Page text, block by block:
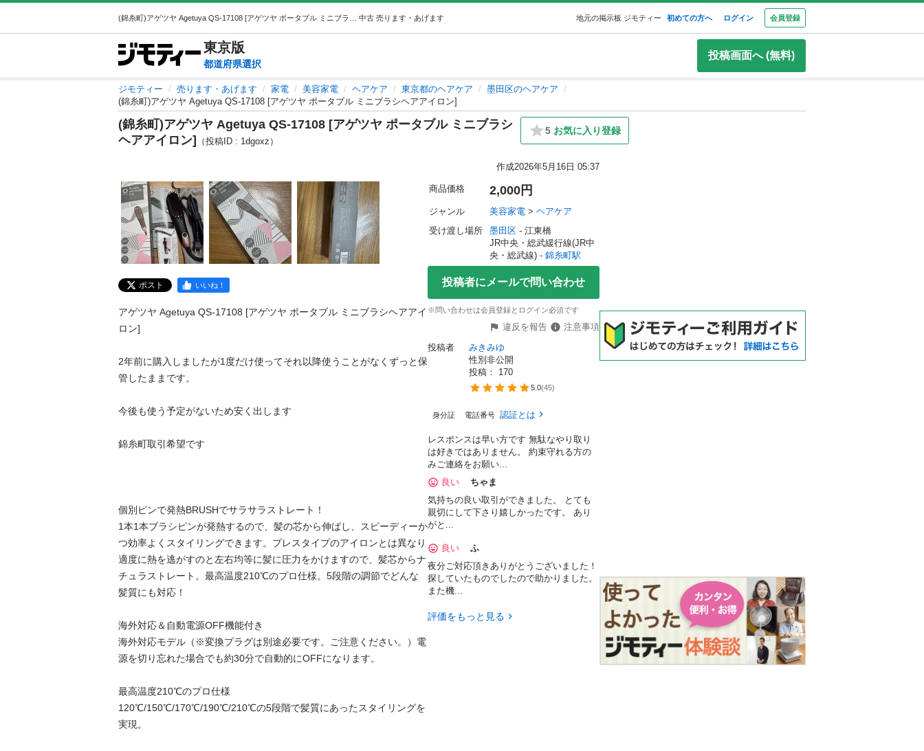
中古 売ります・あげます 地元の掲示板 ジモティー 初めての方へ ログイン 会員登録
東京版
都道府県選択
投稿画面へ (無料)
ジモティー 売ります・あげます 家電 美容家電 ヘアケア 東京都のヘアケア
墨田区のヘアケア
(錦糸町)アゲツヤ Agetuya QS-17108 [アゲツヤ ポータブル ミニブラシヘアアイロン]
(錦糸町)アゲツヤ Agetuya QS-17108 [アゲツヤ ポータブル ミニブラシ
ヘアアイロン]
（投稿ID : 1dgoxz）
5 お気に入り登録
作成2026年5月16日 05:37
ポスト いいね！
アゲツヤ Agetuya QS-17108 [アゲツヤ ポータブル ミニブラシヘアアイ
ロン]
2年前に購入しましたが1度だけ使ってそれ以降使うことがなくずっと保
管したままです。
今後も使う予定がないため安く出します
錦糸町取引希望です
個別ピンで発熱BRUSHでサラサラストレート！
1本1本ブラシピンが発熱するので、髪の芯から伸ばし、スピーディーか
つ効率よくスタイリングできます。プレスタイプのアイロンとは異なり
適度に熱を逃がすのと左右均等に髪に圧力をかけますので、髪芯からナ
チュラストレート。最高温度210℃のプロ仕様。5段階の調節でどんな
髪質にも対応！
海外対応＆自動電源OFF機能付き
海外対応モデル（※変換プラグは別途必要です。ご注意ください。）電
源を切り忘れた場合でも約30分で自動的にOFFになります。
最高温度210℃のプロ仕様
120℃/150℃/170℃/190℃/210℃の5段階で髪質にあったスタイリングを
実現。
商品価格 2,000円
ジャンル 美容家電 > ヘアケア
受け渡し場所
墨田区 - 江東橋
JR中央・総武緩行線(JR中
央・総武線) - 錦糸町駅
投稿者にメールで問い合わせ
※問い合わせは会員登録とログイン必須です
違反を報告
注意事項
投稿者
みきみゆ
性別非公開
投稿： 170
5.0(45)
身分証 電話番号 認証とは
レスポンスは早い方です 無駄なやり取り
は好きではありません。 約束守れる方の
みご連絡をお願い...
良い
ちゃま
気持ちの良い取引ができました。 とても
親切にして下さり嬉しかったです。 あり
がと...
良い
ふ
夜分ご対応頂きありがとうございました！
探していたものでしたので助かりました。
また機...
評価をもっと見る